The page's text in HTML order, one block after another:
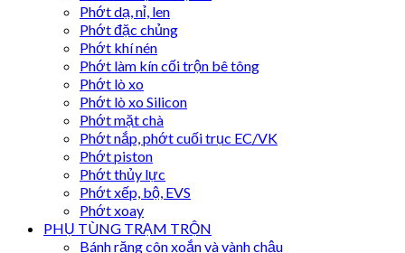
Phớt dạ, nỉ, len
Phớt đặc chủng
Phớt khí nén
Phớt làm kín cối trộn bê tông
Phớt lò xo
Phớt lò xo Silicon
Phớt mặt chà
Phớt nắp, phớt cuối trục EC/VK
Phớt piston
Phớt thủy lực
Phớt xếp, bộ, EVS
Phớt xoay
PHỤ TÙNG TRẠM TRỘN
Bánh răng côn xoắn và vành chậu